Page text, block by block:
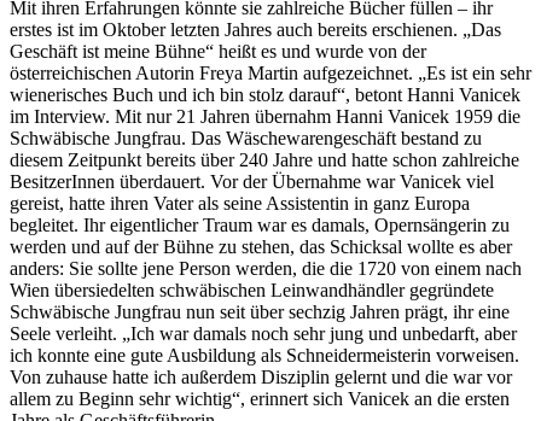
Mit ihren Erfahrungen könnte sie zahlreiche Bücher füllen – ihr
erstes ist im Oktober letzten Jahres auch bereits erschienen. „Das
Geschäft ist meine Bühne“ heißt es und wurde von der
österreichischen Autorin Freya Martin aufgezeichnet. „Es ist ein sehr
wienerisches Buch und ich bin stolz darauf“, betont Hanni Vanicek
im Interview. Mit nur 21 Jahren übernahm Hanni Vanicek 1959 die
Schwäbische Jungfrau. Das Wäschewarengeschäft bestand zu
diesem Zeitpunkt bereits über 240 Jahre und hatte schon zahlreiche
BesitzerInnen überdauert. Vor der Übernahme war Vanicek viel
gereist, hatte ihren Vater als seine Assistentin in ganz Europa
begleitet. Ihr eigentlicher Traum war es damals, Opernsängerin zu
werden und auf der Bühne zu stehen, das Schicksal wollte es aber
anders: Sie sollte jene Person werden, die die 1720 von einem nach
Wien übersiedelten schwäbischen Leinwandhändler gegründete
Schwäbische Jungfrau nun seit über sechzig Jahren prägt, ihr eine
Seele verleiht. „Ich war damals noch sehr jung und unbedarft, aber
ich konnte eine gute Ausbildung als Schneidermeisterin vorweisen.
Von zuhause hatte ich außerdem Disziplin gelernt und die war vor
allem zu Beginn sehr wichtig“, erinnert sich Vanicek an die ersten